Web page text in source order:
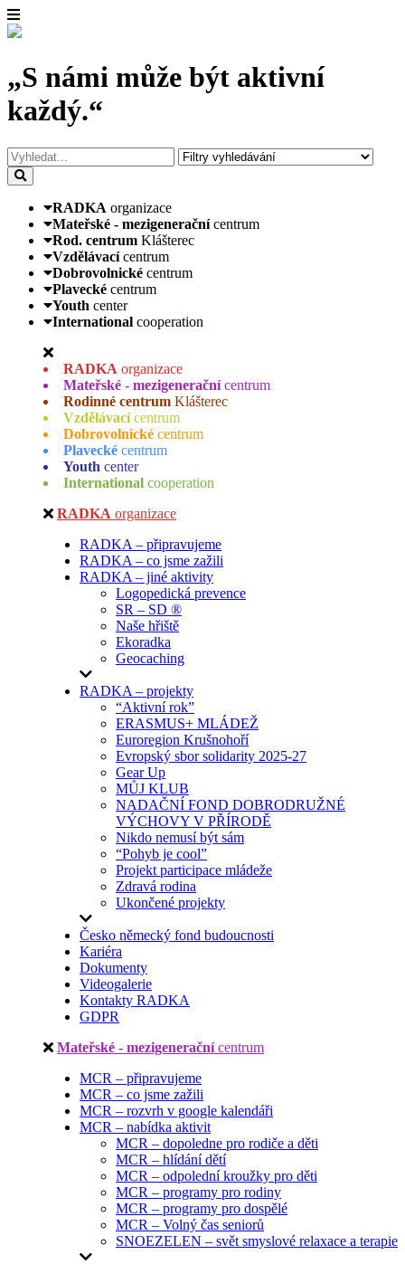
„S námi může být aktivní
každý.“
RADKA organizace
Mateřské - mezigenerační centrum
Rod. centrum Klášterec
Vzdělávací centrum
Dobrovolnické centrum
Plavecké centrum
Youth center
International cooperation
RADKA organizace
Mateřské - mezigenerační centrum
Rodinné centrum Klášterec
Vzdělávací centrum
Dobrovolnické centrum
Plavecké centrum
Youth center
International cooperation
RADKA organizace
RADKA – připravujeme
RADKA – co jsme zažili
RADKA – jiné aktivity
Logopedická prevence
SR – SD ®
Naše hřiště
Ekoradka
Geocaching
RADKA – projekty
“Aktivní rok”
ERASMUS+ MLÁDEŽ
Euroregion Krušnohoří
Evropský sbor solidarity 2025-27
Gear Up
MŮJ KLUB
NADAČNÍ FOND DOBRODRUŽNÉ
VÝCHOVY V PŘÍRODĚ
Nikdo nemusí být sám
“Pohyb je cool”
Projekt participace mládeže
Zdravá rodina
Ukončené projekty
Česko německý fond budoucnosti
Kariéra
Dokumenty
Videogalerie
Kontakty RADKA
GDPR
Mateřské - mezigenerační centrum
MCR – připravujeme
MCR – co jsme zažili
MCR – rozvrh v google kalendáři
MCR – nabídka aktivit
MCR – dopoledne pro rodiče a děti
MCR – hlídání dětí
MCR – odpolední kroužky pro děti
MCR – programy pro rodiny
MCR – programy pro dospělé
MCR – Volný čas seniorů
SNOEZELEN – svět smyslové relaxace a terapie